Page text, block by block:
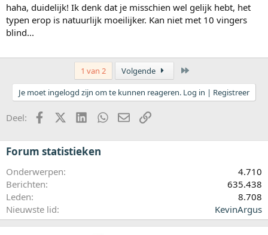
haha, duidelijk! Ik denk dat je misschien wel gelijk hebt, het
typen erop is natuurlijk moeilijker. Kan niet met 10 vingers
blind...
1 van 2 Volgende
Je moet ingelogd zijn om te kunnen reageren. Log in | Registreer
Deel: FacebookX (Twitter)LinkedInWhatsApp
E-mailkoppeling
Forum statistieken
Onderwerpen
4.710
Berichten
635.438
Leden
8.708
Nieuwste lid
KevinArgus